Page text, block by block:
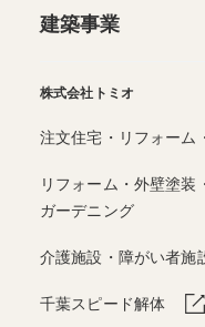
建築事業
株式会社トミオ
注文住宅・リフォーム
リフォーム・外壁塗装
ガーデニング
介護施設・障がい者施
千葉スピード解体